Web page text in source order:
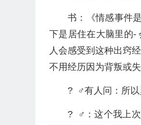
书：《情感事件
下是居住在大脑里的-
人会感受到这种出窍
不用经历因为背叛或
? ‍ ♂️有人问：所
? ‍ ♂️：这个我上